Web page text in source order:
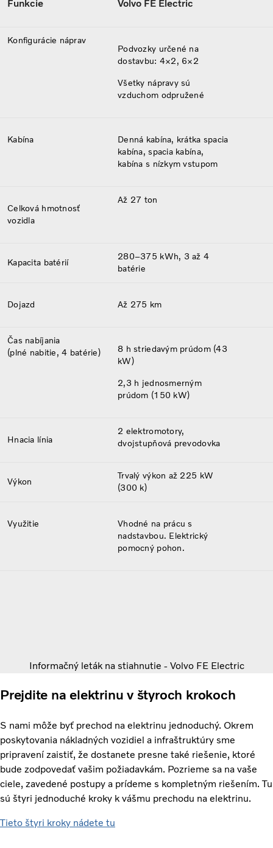
Funkcie Volvo FE Electric
Konfigurácie náprav
Podvozky určené na
dostavbu: 4×2, 6×2
Všetky nápravy sú
vzduchom odpružené
Kabína
Denná kabína, krátka spacia
kabína, spacia kabína,
kabína s nízkym vstupom
Celková hmotnosť
vozidla
Až 27 ton
Kapacita batérií
280–375 kWh, 3 až 4
batérie
Dojazd Až 275 km
Čas nabíjania
(plné nabitie, 4 batérie)
8 h striedavým prúdom (43
kW)
2,3 h jednosmerným
prúdom (150 kW)
Hnacia línia
2 elektromotory,
dvojstupňová prevodovka
Výkon
Trvalý výkon až 225 kW
(300 k)
Využitie
Vhodné na prácu s
nadstavbou. Elektrický
pomocný pohon.
Informačný leták na stiahnutie - Volvo FE Electric
Prejdite na elektrinu v štyroch krokoch
S nami môže byť prechod na elektrinu jednoduchý. Okrem
poskytovania nákladných vozidiel a infraštruktúry sme
pripravení zaistiť, že dostanete presne také riešenie, ktoré
bude zodpovedať vašim požiadavkám. Pozrieme sa na vaše
ciele, zavedené postupy a prídeme s kompletným riešením. Tu
sú štyri jednoduché kroky k vášmu prechodu na elektrinu.
Tieto štyri kroky nádete tu